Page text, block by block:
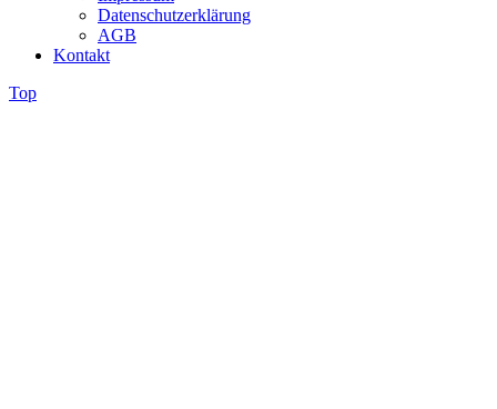
Datenschutzerklärung
AGB
Kontakt
Top